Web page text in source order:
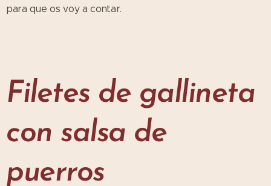
para que os voy a contar.
Filetes de gallineta
con salsa de
puerros